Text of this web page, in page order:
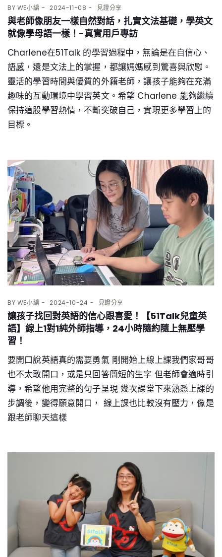
BY WE小編 2024-11-08 見證分享
與老師像朋友一樣自然對話，扎實文法基礎，學英文
就像學母語一樣！-真實用戶專訪
Charlene在51Talk 的學習過程中，無論是在自信心、
語感，還是文法上的掌握，都讓媽媽感到驚喜與欣慰。
靈活的學習時間與優質的外籍老師，讓孩子能夠在充滿
趣味的互動環境中學習英文。希望 Charlene 能夠繼續
保持這股學習熱情，不斷突破自己，實現更多學習上的
目標。
BY WE小編 2024-10-24 見證分享
讓孩子找回對英語的信心跟喜愛！【51Talk兒童英
語】線上1對1純外師指導，24小時隨約隨上無壓學
習！
要開口說英語真的需要勇氣 剛開始上線上課我們家哥哥
也不太敢開口，或是只回答簡短的生字 但老師會適時引
導，希望他用完整的句子呈現 幾次課堂下來熟悉上課的
步調後，變得願意開口， 線上課也比較沒有壓力，像是
跟老師聊天這樣